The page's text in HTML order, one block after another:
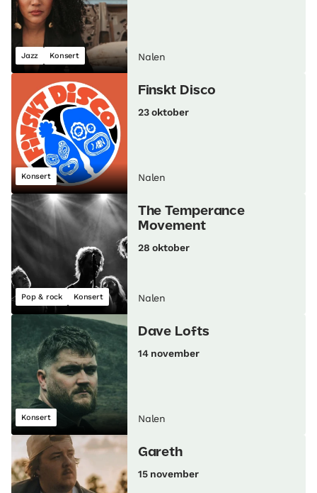
Jazz Konsert Nalen
Konsert
Finskt Disco
23 oktober
Nalen
Pop & rock Konsert
The Temperance
Movement
28 oktober
Nalen
Konsert
Dave Lofts
14 november
Nalen
Gareth
15 november